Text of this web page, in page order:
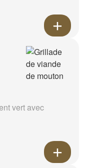
vert avec